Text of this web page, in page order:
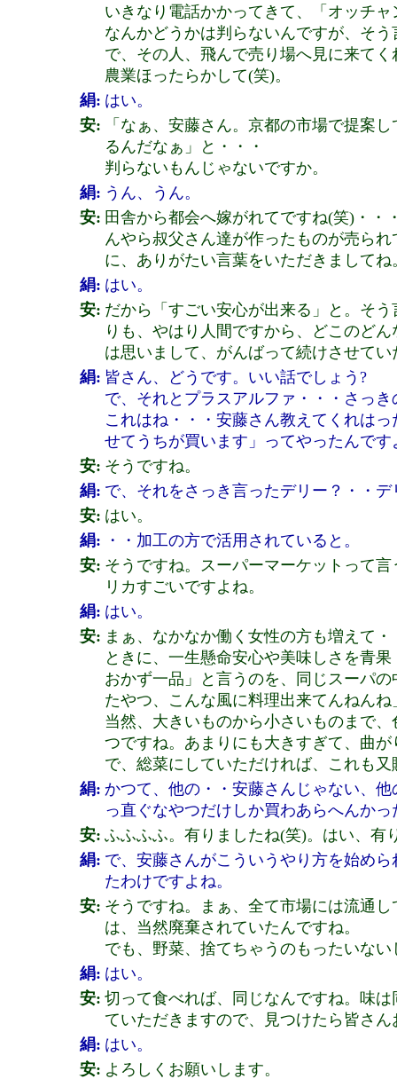
いきなり電話かかってきて、「オッチ
なんかどうかは判らないんですが、そ
で、その人、飛んで売り場へ見に来て
農業ほったらかして(笑)。
絹: はい。
安:
「なぁ、安藤さん。京都の市場で提案
るんだなぁ」と・・・
判らないもんじゃないですか。
絹: うん、うん。
安: 田舎から都会へ嫁がれてですね(笑)・
んやら叔父さん達が作ったものが売ら
に、ありがたい言葉をいただきましてね
絹: はい。
安: だから「すごい安心が出来る」と。そ
りも、やはり人間ですから、どこのど
は思いまして、がんばって続けさせて
絹: 皆さん、どうです。いい話でしょう?
で、それとプラスアルファ・・・さっ
これはね・・・安藤さん教えてくれは
せてうちが買います」ってやったんです
安: そうですね。
絹: で、それをさっき言ったデリー？・・デ
安: はい。
絹: ・・加工の方で活用されていると。
安: そうですね。スーパーマーケットって
リカすごいですよね。
絹: はい。
安: まぁ、なかなか働く女性の方も増えて
ときに、一生懸命安心や美味しさを青
おかず一品」と言うのを、同じスーパ
たやつ、こんな風に料理出来てんねんね
当然、大きいものから小さいものまで
つですね。あまりにも大きすぎて、曲
で、総菜にしていただければ、これも
絹: かつて、他の・・安藤さんじゃない、
っ直ぐなやつだけしか買わあらへんか
安: ふふふふ。有りましたね(笑)。はい、有
絹: で、安藤さんがこういうやり方を始め
たわけですよね。
安: そうですね。まぁ、全て市場には流通
は、当然廃棄されていたんですね。
でも、野菜、捨てちゃうのもったいな
絹: はい。
安: 切って食べれば、同じなんですね。味
ていただきますので、見つけたら皆さ
絹: はい。
安: よろしくお願いします。